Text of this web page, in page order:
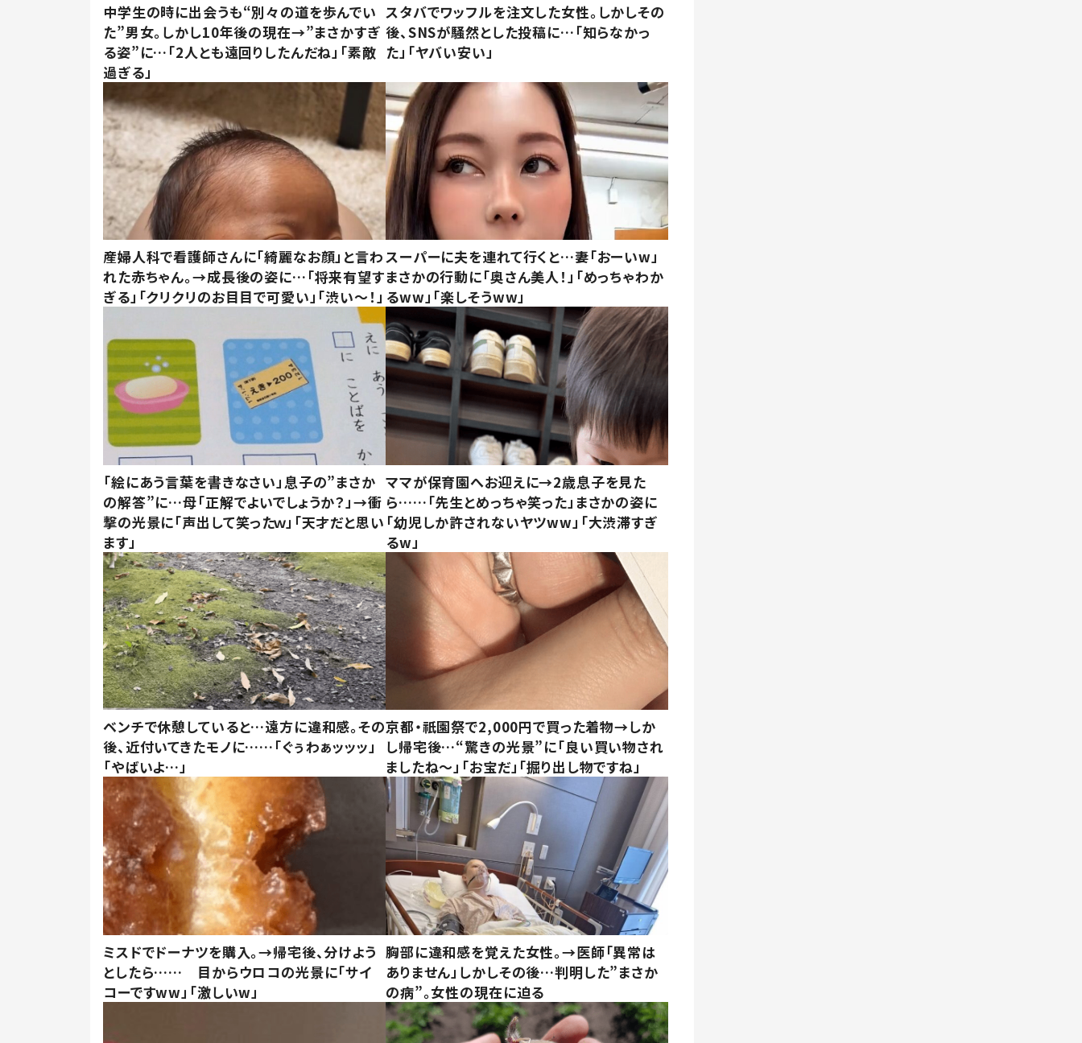
中学生の時に出会うも“別々の道を歩んでい
た”男女。しかし10年後の現在→”まさかすぎ
る姿”に…「2人とも遠回りしたんだね」「素敵
過ぎる」
スタバでワッフルを注文した女性。しかしその
後、SNSが騒然とした投稿に…「知らなかっ
た」「ヤバい安い」
産婦人科で看護師さんに「綺麗なお顔」と言わ
れた赤ちゃん。→成長後の姿に…「将来有望す
ぎる」「クリクリのお目目で可愛い」「渋い～！」
スーパーに夫を連れて行くと…妻「おーいw」
まさかの行動に「奥さん美人！」「めっちゃわか
るww」「楽しそうww」
「絵にあう言葉を書きなさい」息子の”まさか
の解答”に…母「正解でよいでしょうか？」→衝
撃の光景に「声出して笑ったｗ」「天才だと思い
ます」
ママが保育園へお迎えに→2歳息子を見た
ら……「先生とめっちゃ笑った」まさかの姿に
「幼児しか許されないヤツww」「大渋滞すぎ
るw」
ベンチで休憩していると…遠方に違和感。その
後、近付いてきたモノに……「ぐぅわぁッッッ」
「やばいよ…」
京都・祇園祭で2,000円で買った着物→しか
し帰宅後…“驚きの光景”に「良い買い物され
ましたね～」「お宝だ」「掘り出し物ですね」
ミスドでドーナツを購入。→帰宅後、分けよう
としたら…… 目からウロコの光景に「サイ
コーですww」「激しいw」
胸部に違和感を覚えた女性。→医師「異常は
ありません」しかしその後…判明した”まさか
の病”。女性の現在に迫る